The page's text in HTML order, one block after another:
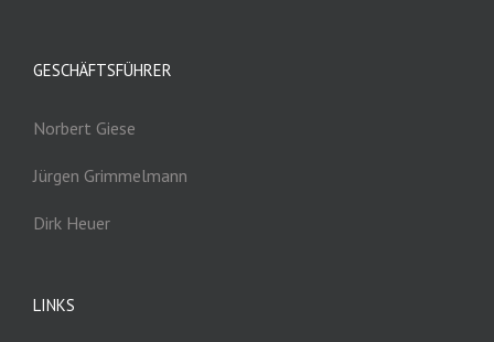
GESCHÄFTSFÜHRER
Norbert Giese
Jürgen Grimmelmann
Dirk Heuer
LINKS